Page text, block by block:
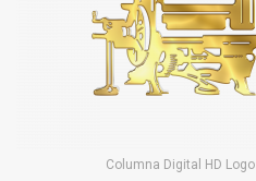
Columna Digital HD Logo